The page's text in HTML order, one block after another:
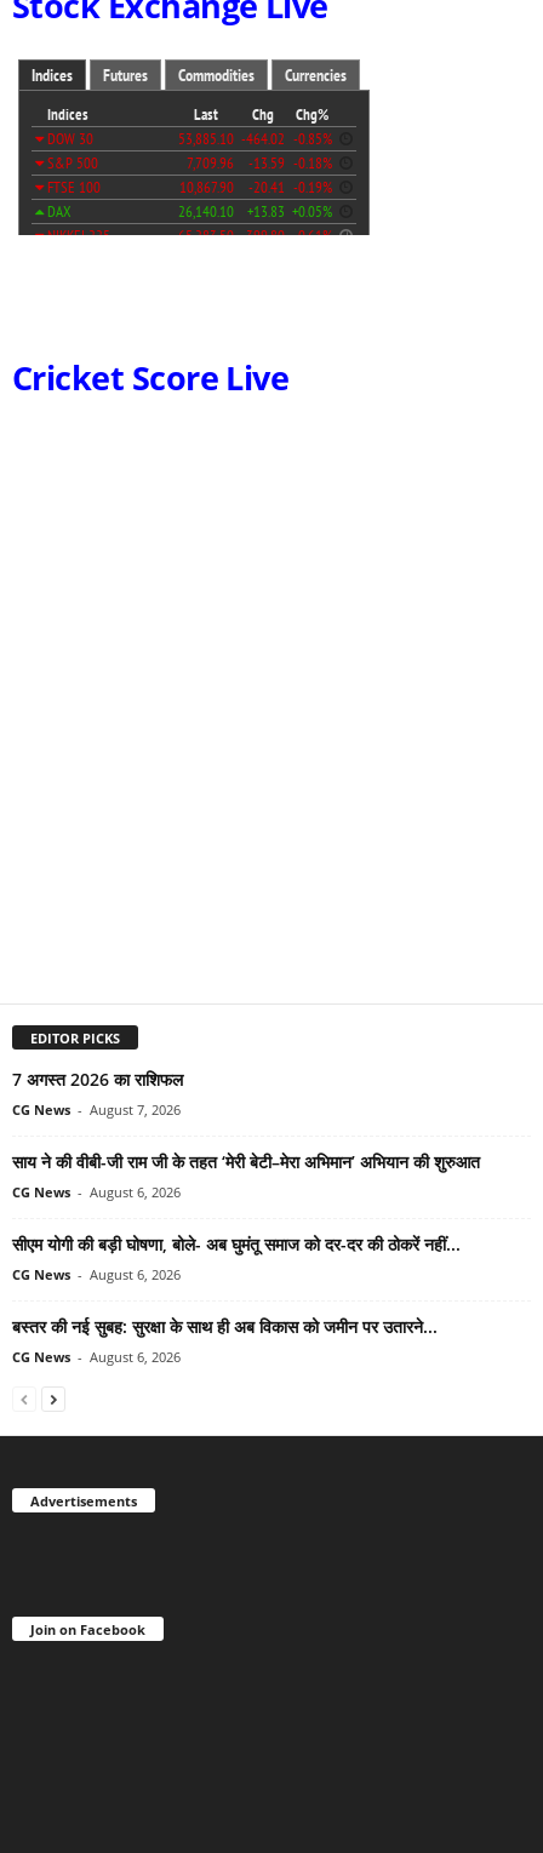
Cricket Score Live
EDITOR PICKS
7 अगस्त 2026 का राशिफल
CG News - August 7, 2026
साय ने की वीबी-जी राम जी के तहत ‘मेरी बेटी–मेरा अभिमान’ अभियान की शुरुआत
CG News - August 6, 2026
सीएम योगी की बड़ी घोषणा, बोले- अब घुमंतू समाज को दर-दर की ठोकरें नहीं...
CG News - August 6, 2026
बस्तर की नई सुबह: सुरक्षा के साथ ही अब विकास को जमीन पर उतारने...
CG News - August 6, 2026
Advertisements
Join on Facebook